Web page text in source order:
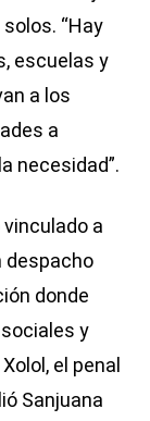
“Hay
escuelas y
a los
a
necesidad”.
a
despacho
donde
y
el penal
Sanjuana